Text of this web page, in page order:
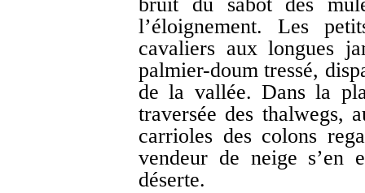
l’éloignement. Les
cavaliers aux longues
palmier-doum tressé,
de la vallée. Dans la
traversée des thalwegs,
carrioles des colons
vendeur de neige s’en
déserte.